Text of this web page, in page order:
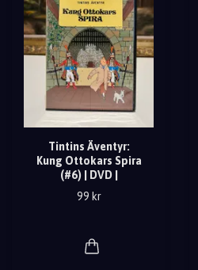
Tintins Äventyr:
Kung Ottokars Spira
(#6) | DVD |
99 kr